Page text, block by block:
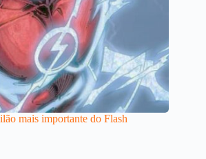
mais importante do Flash